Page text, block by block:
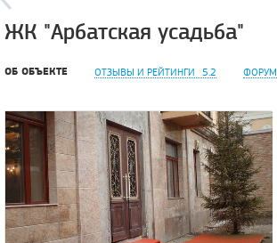
ЖК "Арбатская усадьба"
ОБ ОБЪЕКТЕ ОТЗЫВЫ И РЕЙТИНГИ 5.2 ФОРУМ